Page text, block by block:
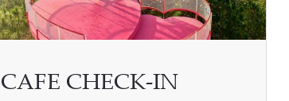
CAFE CHECK-IN